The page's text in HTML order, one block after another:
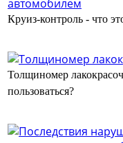
Круиз-контроль - что
Толщиномер
пользоваться?